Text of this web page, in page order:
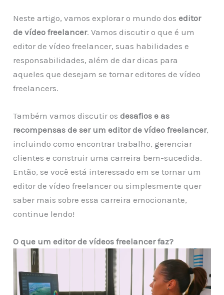
Neste artigo, vamos explorar o mundo doseditor
de vídeo freelancer. Vamos discutir o que é um
editor de vídeo freelancer, suas habilidades e
responsabilidades, além de dar dicas para
aqueles que desejam se tornar editores de vídeo
freelancers.
Também vamos discutir os desafios e as
recompensas de ser um editor de vídeo freelancer,
incluindo como encontrar trabalho, gerenciar
clientes e construir uma carreira bem-sucedida.
Então, se você está interessado em se tornar um
editor de vídeo freelancer ou simplesmente quer
saber mais sobre essa carreira emocionante,
continue lendo!
O que um editor de vídeos freelancer faz?